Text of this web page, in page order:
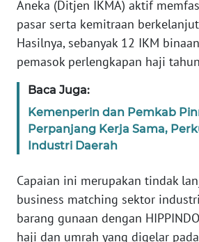
Aneka (Ditjen IKMA) aktif
pasar serta kemitraan
Hasilnya, sebanyak 12 IKM
pemasok perlengkapan haji
Baca Juga:
Kemenperin dan Pemkab
Perpanjang Kerja Sama,
Industri Daerah
Capaian ini merupakan tindak
business matching sektor
barang gunaan dengan
haji dan umrah yang digelar
BANTEN
WN
NTT
KEPRI
WN
WN
PAPUA
BARAT